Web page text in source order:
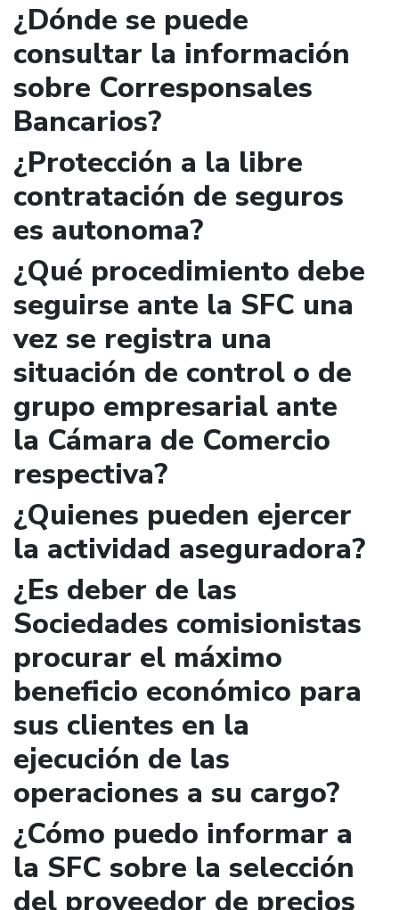
¿Dónde se puede
consultar la información
sobre Corresponsales
Bancarios?
¿Protección a la libre
contratación de seguros
es autonoma?
¿Qué procedimiento debe
seguirse ante la SFC una
vez se registra una
situación de control o de
grupo empresarial ante
la Cámara de Comercio
respectiva?
¿Quienes pueden ejercer
la actividad aseguradora?
¿Es deber de las
Sociedades comisionistas
procurar el máximo
beneficio económico para
sus clientes en la
ejecución de las
operaciones a su cargo?
¿Cómo puedo informar a
la SFC sobre la selección
del proveedor de precios